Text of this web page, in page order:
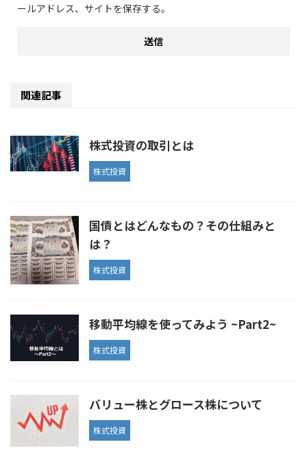
ールアドレス、サイトを保存する。
関連記事
株式投資の取引とは
株式投資
国債とはどんなもの？その仕組みと
は？
株式投資
移動平均線を使ってみよう ~Part2~
株式投資
バリュー株とグロース株について
株式投資